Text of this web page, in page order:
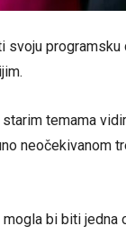
temama
neočekivanom
mogla bi biti